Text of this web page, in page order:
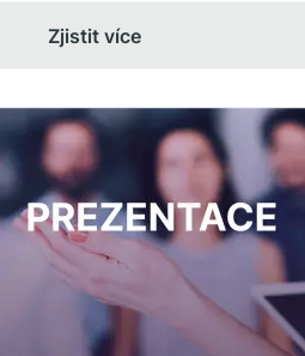
Zjistit více